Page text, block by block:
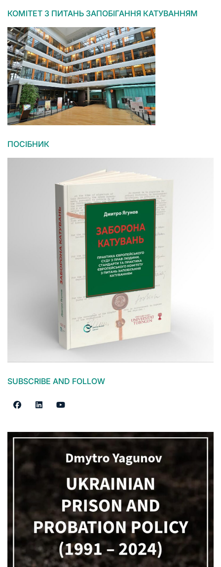
КОМІТЕТ З ПИТАНЬ ЗАПОБІГАННЯ КАТУВАННЯМ
ПОСІБНИК
SUBSCRIBE AND FOLLOW